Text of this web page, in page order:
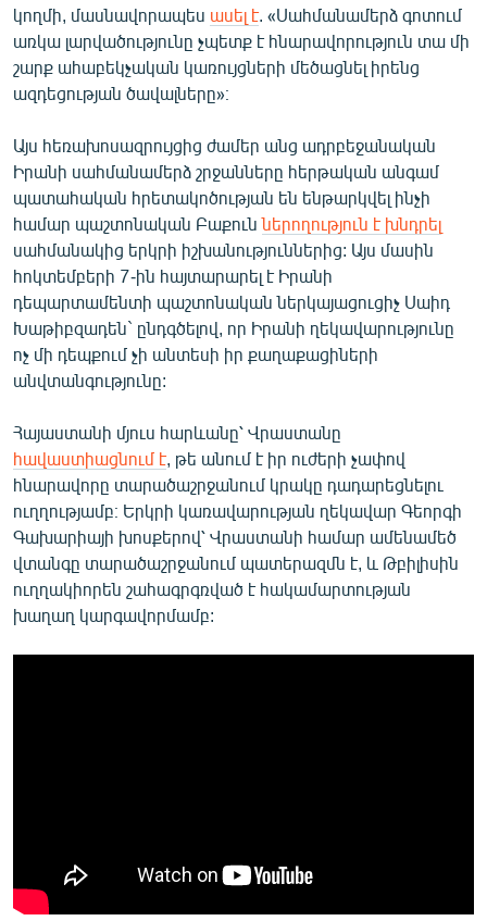
կողմի, մասնավորապես ասել է. «Սահմանամերձ գոտում
առկա լարվածությունը չպետք է հնարավորություն տա մի
շարք ահաբեկչական կառույցների մեծացնել իրենց
ազդեցության ծավալները»։
Այս հեռախոսազրույցից ժամեր անց ադրբեջանական
Իրանի սահմանամերձ շրջանները հերթական անգամ
պատահական հրետակոծության են ենթարկվել ինչի
համար պաշտոնական Բաքուններողություն է խնդրել
սահմանակից երկրի իշխանություններից: Այս մասին
հոկտեմբերի 7-ին հայտարարել է Իրանի
դեպարտամենտի պաշտոնական ներկայացուցիչ Սաիդ
Խաթիբզադեն` ընդգծելով, որ Իրանի ղեկավարությունը
ոչ մի դեպքում չի անտեսի իր քաղաքացիների
անվտանգությունը:
Հայաստանի մյուս հարևանը՝ Վրաստանը
հավաստիացնում է, թե անում է իր ուժերի չափով
հնարավորը տարածաշրջանում կրակը դադարեցնելու
ուղղությամբ։ Երկրի կառավարության ղեկավար Գեորգի
Գախարիայի խոսքերով՝ Վրաստանի համար ամենամեծ
վտանգը տարածաշրջանում պատերազմն է, և Թբիլիսին
ուղղակիորեն շահագրգռված է հակամարտության
խաղաղ կարգավորմամբ: